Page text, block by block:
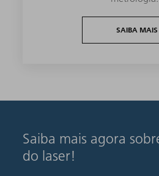
SAIBA MAIS
Saiba mais agora
do laser!